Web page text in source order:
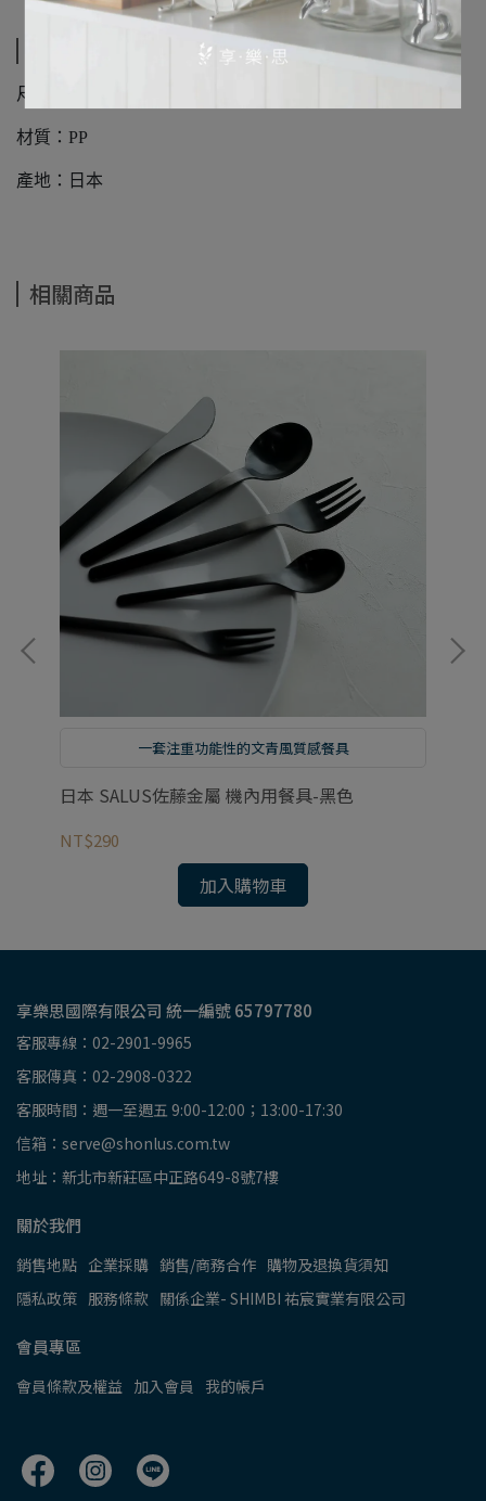
尺寸：200x110x80mm
材質：PP
產地：日本
相關商品
一套注重功能性的文青風質感餐具
日本 SALUS佐藤金屬 機內用餐具-黑色
NT$290
加入購物車
享樂思國際有限公司 統一編號 65797780
客服專線：02-2901-9965
客服傳真：02-2908-0322
客服時間：週一至週五 9:00-12:00；13:00-17:30
信箱：serve@shonlus.com.tw
地址：新北市新莊區中正路649-8號7樓
關於我們
銷售地點 企業採購 銷售/商務合作 購物及退換貨須知
隱私政策 服務條款 關係企業- SHIMBI 祐宸實業有限公司
會員專區
會員條款及權益 加入會員 我的帳戶